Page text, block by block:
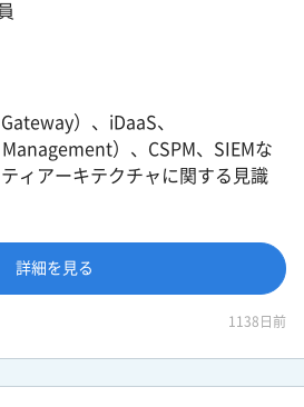
）、iDaaS、
）、CSPM、SIEMな
ィアーキテクチャに関する見識
詳細を見る
1138日前